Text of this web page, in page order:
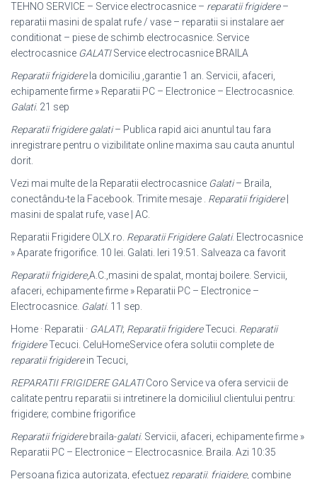
TEHNO SERVICE – Service electrocasnice – reparatii frigidere–
reparatii masini de spalat rufe / vase – reparatii si instalare aer
conditionat – piese de schimb electrocasnice. Service
electrocasnice GALATIService electrocasnice BRAILA
Reparatii frigiderela domiciliu ,garantie 1 an. Servicii, afaceri,
echipamente firme » Reparatii PC – Electronice – Electrocasnice.
Galati. 21 sep
Reparatii frigidere galati– Publica rapid aici anuntul tau fara
inregistrare pentru o vizibilitate online maxima sau cauta anuntul
dorit.
Vezi mai multe de la Reparatii electrocasnice Galati– Braila,
conectându-te la Facebook. Trimite mesaje . Reparatii frigidere|
masini de spalat rufe, vase | AC.
Reparatii Frigidere OLX.ro. Reparatii Frigidere Galati. Electrocasnice
» Aparate frigorifice. 10 lei. Galati. Ieri 19:51. Salveaza ca favorit
Reparatii frigidere,A.C.,masini de spalat, montaj boilere. Servicii,
afaceri, echipamente firme » Reparatii PC – Electronice –
Electrocasnice. Galati. 11 sep.
Home · Reparatii · GALATI; Reparatii frigidereTecuci. Reparatii
frigidereTecuci. CeluHomeService ofera solutii complete de
reparatii frigiderein Tecuci,
REPARATII FRIGIDERE GALATICoro Service va ofera servicii de
calitate pentru reparatii si intretinere la domiciliul clientului pentru:
frigidere; combine frigorifice
Reparatii frigiderebraila-galati. Servicii, afaceri, echipamente firme »
Reparatii PC – Electronice – Electrocasnice. Braila. Azi 10:35
Persoana fizica autorizata, efectuez reparatii: frigidere, combine